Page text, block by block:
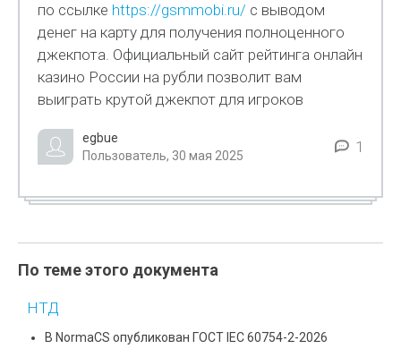
по ссылке https://gsmmobi.ru/ с выводом
денег на карту для получения полноценного
джекпота. Официальный сайт рейтинга онлайн
казино России на рубли позволит вам
выиграть крутой джекпот для игроков
egbue
Пользователь, 30 мая 2025
1
По теме этого документа
НТД
В NormaCS опубликован ГОСТ IEC 60754-2-2026